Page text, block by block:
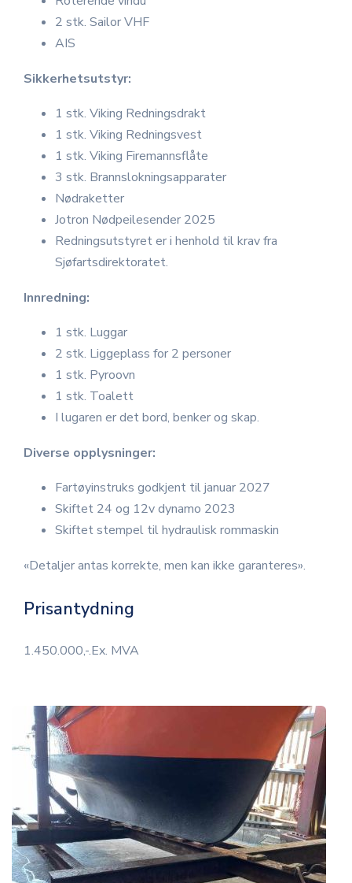
2 stk. Sailor VHF
AIS
Sikkerhetsutstyr:
1 stk. Viking Redningsdrakt
1 stk. Viking Redningsvest
1 stk. Viking Firemannsflåte
3 stk. Brannslokningsapparater
Nødraketter
Jotron Nødpeilesender 2025
Redningsutstyret er i henhold til krav fra
Sjøfartsdirektoratet.
Innredning:
1 stk. Luggar
2 stk. Liggeplass for 2 personer
1 stk. Pyroovn
1 stk. Toalett
I lugaren er det bord, benker og skap.
Diverse opplysninger:
Fartøyinstruks godkjent til januar 2027
Skiftet 24 og 12v dynamo 2023
Skiftet stempel til hydraulisk rommaskin
«Detaljer antas korrekte, men kan ikke garanteres».
Prisantydning
1.450.000,-.Ex. MVA